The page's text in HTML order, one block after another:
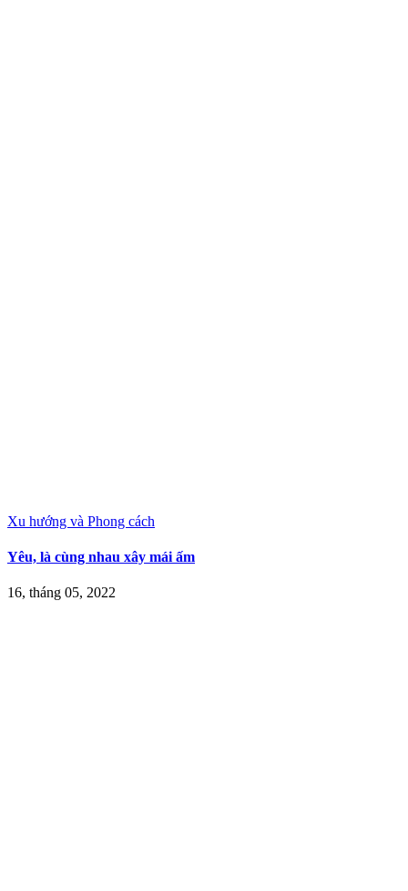
Xu hướng và Phong cách
Yêu, là cùng nhau xây mái ấm
16, tháng 05, 2022